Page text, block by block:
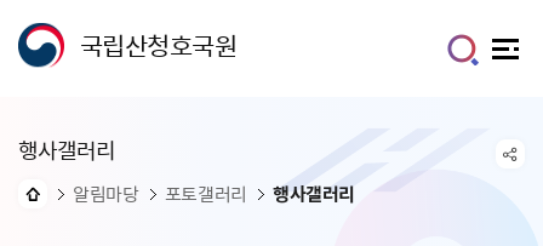
국립산청호국원
행사갤러리
알림마당 포토갤러리 행사갤러리